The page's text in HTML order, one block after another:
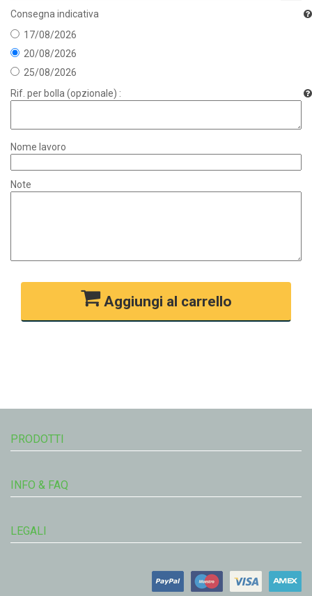
Consegna indicativa
17/08/2026
20/08/2026
25/08/2026
Rif. per bolla (opzionale) :
Nome lavoro
Note
Aggiungi al carrello
PRODOTTI
INFO & FAQ
LEGALI